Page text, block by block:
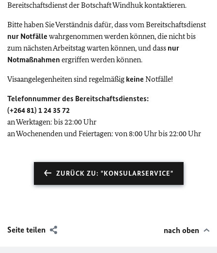
Bereitschaftsdienst der Botschaft Windhuk kontaktieren.
Bitte haben Sie Verständnis dafür, dass vom Bereitschaftsdienst
nur Notfälle wahrgenommen werden können, die nicht bis
zum nächsten Arbeitstag warten können, und dass nur
Notmaßnahmen ergriffen werden können.
Visaangelegenheiten sind regelmäßig keine Notfälle!
Telefonnummer des Bereitschaftsdienstes:
(+264 81) 1 24 35 72
an Werktagen: bis 22:00 Uhr
an Wochenenden und Feiertagen: von 8:00 Uhr bis 22:00 Uhr
ZURÜCK ZU: "KONSULARSERVICE"
Seite teilen nach oben